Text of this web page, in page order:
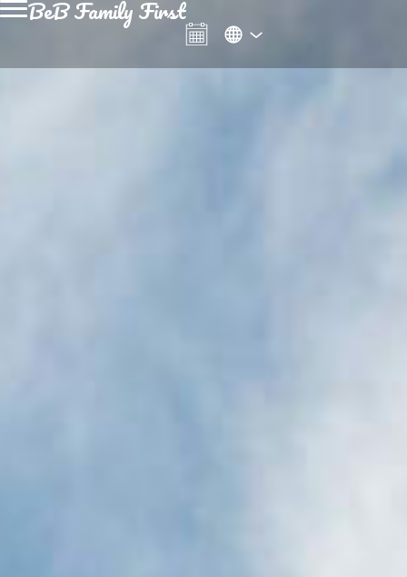
BeB Family First